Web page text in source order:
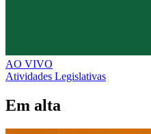
AO VIVO
Atividades Legislativas
Em alta